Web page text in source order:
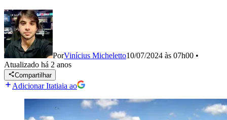
PorVinícius Micheletto10/07/2024 às 07h00 •
Atualizado há 2 anos
Compartilhar
Adicionar Itatiaia ao